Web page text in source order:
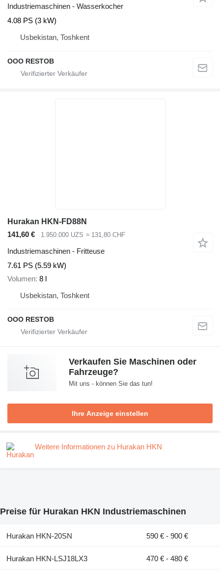
Industriemaschinen - Wasserkocher
4.08 PS (3 kW)
Usbekistan, Toshkent
OOO RESTOB
Hurakan HKN-FD88N
141,60 €
1.950.000 UZS ≈ 131,80 CHF
Industriemaschinen - Fritteuse
7.61 PS (5.59 kW)
Volumen 8 l
Usbekistan, Toshkent
OOO RESTOB
Verkaufen Sie Maschinen oder
Fahrzeuge?
Mit uns - können Sie das tun!
Ihre Anzeige einstellen
Weitere Informationen zu Hurakan HKN
Preise für Hurakan HKN Industriemaschinen
Hurakan HKN-20SN 590 € - 900 €
Hurakan HKN-LSJ18LX3 470 € - 480 €